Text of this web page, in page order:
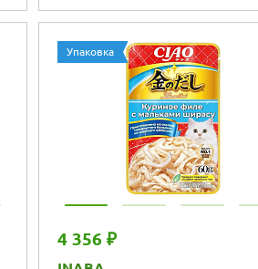
Упаковка
4 356 ₽